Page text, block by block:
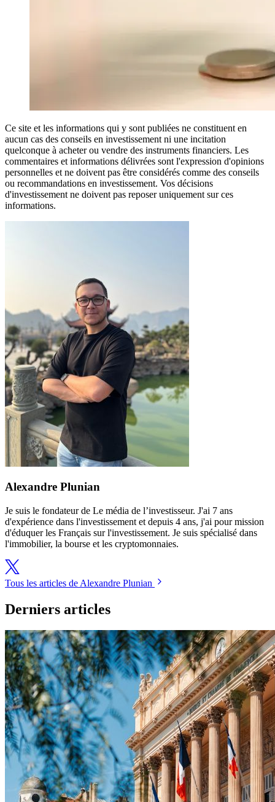
Ce site et les informations qui y sont publiées ne constituent en
aucun cas des conseils en investissement ni une incitation
quelconque à acheter ou vendre des instruments financiers. Les
commentaires et informations délivrées sont l'expression d'opinions
personnelles et ne doivent pas être considérés comme des conseils
ou recommandations en investissement. Vos décisions
d'investissement ne doivent pas reposer uniquement sur ces
informations.
Alexandre Plunian
Je suis le fondateur de Le média de l’investisseur. J'ai 7 ans
d'expérience dans l'investissement et depuis 4 ans, j'ai pour mission
d'éduquer les Français sur l'investissement. Je suis spécialisé dans
l'immobilier, la bourse et les cryptomonnaies.
Tous les articles de Alexandre Plunian
Derniers articles